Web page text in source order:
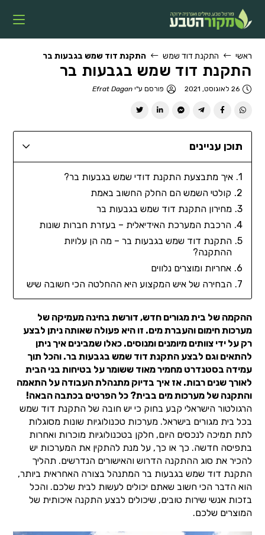
ראשי התקנת דוד שמש התקנת דוד שמש בגבעות בר
התקנת דוד שמש בגבעות בר
26 לאוגוסט, 2021 פורסם ע"יEfrat Dagan
תוכן עניינים
איך מתבצעת התקנת דודי שמש בגבעות בר?
קולטי השמש הם החלק החשוב באמת
מחירון התקנת דוד שמש בגבעות בר
הרכבת המערכת האידיאלית – בעזרת חברות שונות
התקנת דוד שמש בגבעות בר – מה הן עלויות
ההתקנה?
אחריות ומוצרים נלווים
הבחירה של איש המקצוע היא ההחלטה הכי חשובה שיש
ההקמה של בית מגורים חדש, דורשת בחינה מעמיקה של
מערכות חימום והעברת מים. זו היא פעולה שאותה ניתן לבצע
רק על ידי צוותים מיומנים ומנוסים. כאלו שמבינים איך ניתן
להתאים וגם לבצע התקנת דוד שמש בגבעות בר. והכל תוך
עמידה בסטנדרט מחמיר מאוד ששומר על בטיחות בני הבית
לאורך שנים רבות. אז איך בדיוק מתנהלת העבודה על התאמה
והתקנה של מערכות מים בבית? כל הפרטים בכתבה הבאה!
הרגולטור הישראלי קבע בחוק כי יש חובה של התקנת דוד שמש
בכל בית מגורים בישראל. מערכות טכנולוגיות שונות מסוגלות
לתת תמיכה לנכסים היום, חלקן בטכנולוגיות מוכרות ואחרות
בתפיסה חדשה. כך או כך, על מנת להתקין את המערכות יש
להכיר את סוג ההתקנה הדרוש והאישורים הנדרשים. תהליך
התקנת דוד שמש בגבעות בר המתנהל בצורה האחראית ביותר,
הוא הדבר הכי חשוב שאתם יכולים לעשות לבית שלכם. והכל
בזכות אנשי שירות טובים, שיכולים לבצע התקנה איכותית של
המוצרים שלכם.